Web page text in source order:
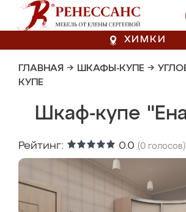
ХИМКИ
ГЛАВНАЯ → ШКАФЫ-КУПЕ →
КУПЕ
Шкаф-купе
Рейтинг: 0.0 (0 голосов)